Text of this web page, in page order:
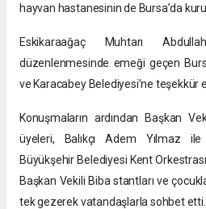
hayvan hastanesinin de Bursa’da
Eskikaraağaç Muhtarı
düzenlenmesinde emeği geçen
ve Karacabey Belediyesi’ne teşekkür
Konuşmaların ardından Başkan
üyeleri, Balıkçı Adem Yılmaz
Büyükşehir Belediyesi Kent
Başkan Vekili Biba stantları ve
tek gezerek vatandaşlarla sohbet etti.